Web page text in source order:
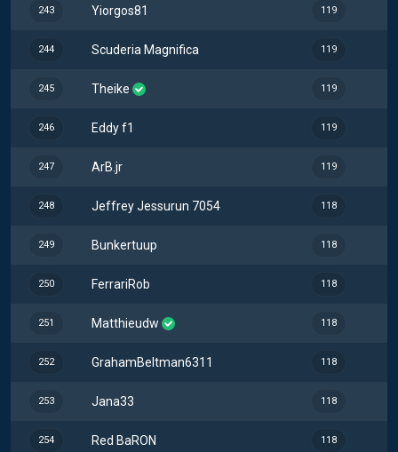
243 Yiorgos81 119
244 Scuderia Magnifica 119
245 Theike 119
246 Eddy f1 119
247 ArB.jr 119
248 Jeffrey Jessurun 7054 118
249 Bunkertuup 118
250 FerrariRob 118
251 Matthieudw 118
252 GrahamBeltman6311 118
253 Jana33 118
254 Red BaRON 118